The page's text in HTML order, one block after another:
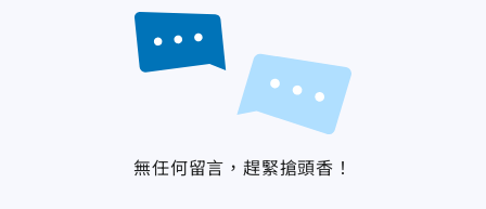
無任何留言，趕緊搶頭香！